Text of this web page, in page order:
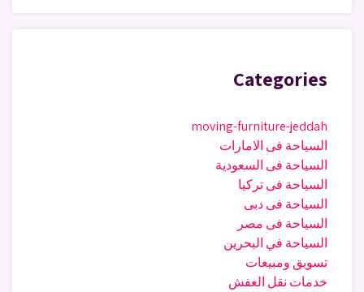
Categories
moving-furniture-jeddah
السياحة فى الامارات
السياحة فى السعودية
السياحة فى تركيا
السياحة فى دبى
السياحة فى مصر
السياحة في البحرين
تسويق ومبيعات
خدمات نقل العفش